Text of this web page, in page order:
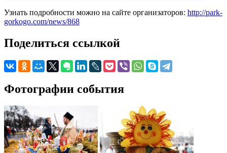
Узнать подробности можно на сайте организаторов: http://park-
gorkogo.com/news/868
Поделиться ссылкой
Фотографии события